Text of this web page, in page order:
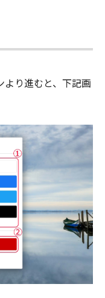
より進むと、下記画